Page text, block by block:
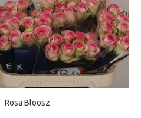
Rosa Bloosz